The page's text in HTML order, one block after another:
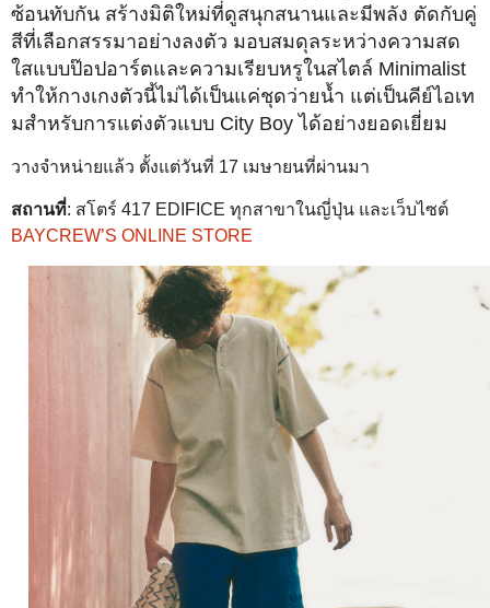
ซ้อนทับกัน สร้างมิติใหม่ที่ดูสนุกสนานและมีพลัง ตัดกับคู่
สีที่เลือกสรรมาอย่างลงตัว มอบสมดุลระหว่างความสด
ใสแบบป๊อปอาร์ตและความเรียบหรูในสไตล์ Minimalist
ทำให้กางเกงตัวนี้ไม่ได้เป็นแค่ชุดว่ายน้ำ แต่เป็นคีย์ไอเท
มสำหรับการแต่งตัวแบบ City Boy ได้อย่างยอดเยี่ยม
วางจำหน่ายแล้ว ตั้งแต่วันที่ 17 เมษายนที่ผ่านมา
สถานที่: สโตร์ 417 EDIFICE ทุกสาขาในญี่ปุ่น และเว็บไซต์
BAYCREW’S ONLINE STORE